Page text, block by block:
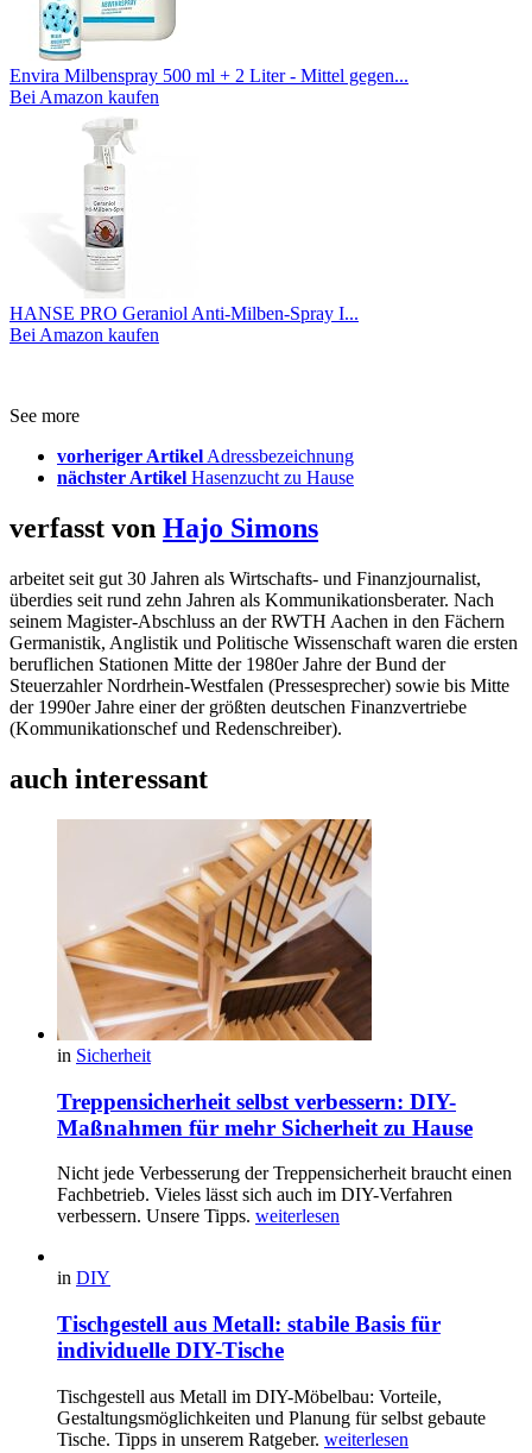
Envira Milbenspray 500 ml + 2 Liter - Mittel gegen...
Bei Amazon kaufen
HANSE PRO Geraniol Anti-Milben-Spray I...
Bei Amazon kaufen
See more
vorheriger Artikel Adressbezeichnung
nächster Artikel Hasenzucht zu Hause
verfasst von Hajo Simons
arbeitet seit gut 30 Jahren als Wirtschafts- und Finanzjournalist,
überdies seit rund zehn Jahren als Kommunikationsberater. Nach
seinem Magister-Abschluss an der RWTH Aachen in den Fächern
Germanistik, Anglistik und Politische Wissenschaft waren die ersten
beruflichen Stationen Mitte der 1980er Jahre der Bund der
Steuerzahler Nordrhein-Westfalen (Pressesprecher) sowie bis Mitte
der 1990er Jahre einer der größten deutschen Finanzvertriebe
(Kommunikationschef und Redenschreiber).
auch interessant
in Sicherheit
Treppensicherheit selbst verbessern: DIY-
Maßnahmen für mehr Sicherheit zu Hause
Nicht jede Verbesserung der Treppensicherheit braucht einen
Fachbetrieb. Vieles lässt sich auch im DIY-Verfahren
verbessern. Unsere Tipps. weiterlesen
in DIY
Tischgestell aus Metall: stabile Basis für
individuelle DIY-Tische
Tischgestell aus Metall im DIY-Möbelbau: Vorteile,
Gestaltungsmöglichkeiten und Planung für selbst gebaute
Tische. Tipps in unserem Ratgeber. weiterlesen